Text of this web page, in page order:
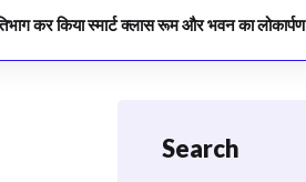
कर किया स्मार्ट क्लास रूम और भवन का लोकार्पण
Search